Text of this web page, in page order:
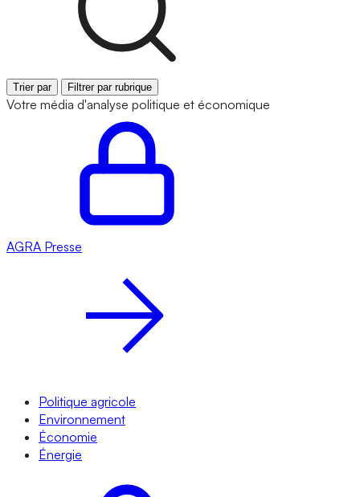
Trier par Filtrer par rubrique
Votre média d'analyse politique et économique
AGRA Presse
Politique agricole
Environnement
Économie
Énergie